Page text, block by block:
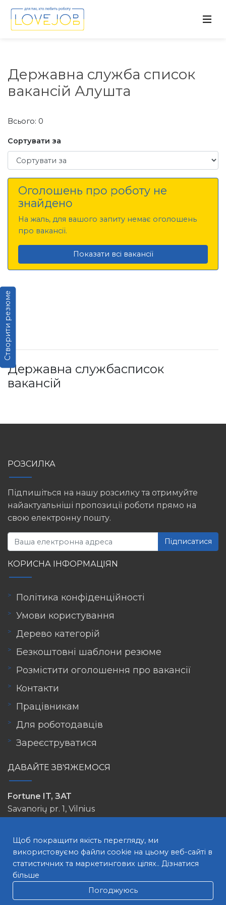
Створити резюме
Державна служба список
вакансій Алушта
Всього: 0
Сортувати за
Сортувати за
Оголошень про роботу не
знайдено
На жаль, для вашого запиту немає оголошень
про вакансії.
Показати всі вакансії
Державна службасписок
вакансій
ПОШУК
РОЗСИЛКА
Підпишіться на нашу розсилку та отримуйте
найактуальніші пропозиції роботи прямо на
свою електронну пошту.
Підписатися
КОРИСНА ІНФОРМАЦІЯN
Політика конфіденційності
Умови користування
Дерево категорій
Безкоштовні шаблони резюме
Розмістити оголошення про вакансії
Контакти
Працівникам
Для роботодавців
Зареєструватися
ДАВАЙТЕ ЗВ'ЯЖЕМОСЯ
Fortune IT, ЗАТ
Savanorių pr. 1, Vilnius
Щоб покращити якість перегляду, ми
використовуємо файли cookie на цьому веб-сайті в
статистичних та маркетингових цілях.. Дізнатися
більше
Погоджуюсь